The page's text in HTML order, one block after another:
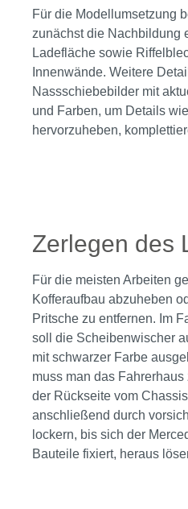
Für die Modellumsetzung
zunächst die Nachbildung
Ladefläche sowie
Innenwände. Weitere
Nassschiebebilder mit
und Farben, um Details
hervorzuheben,
Zerlegen des
Für die meisten Arbeiten
Kofferaufbau abzuheben
Pritsche zu entfernen. Im
soll die Scheibenwischer
mit schwarzer Farbe
muss man das
der Rückseite vom
anschließend durch
lockern, bis sich der
Bauteile fixiert, heraus